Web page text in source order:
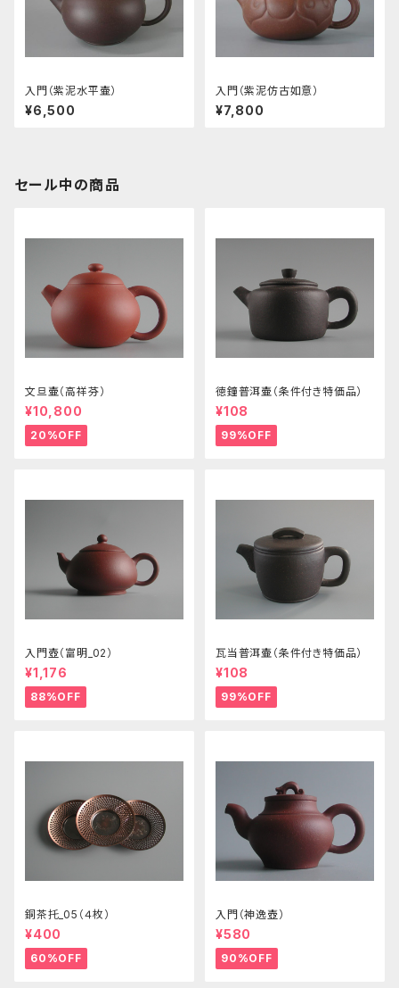
入門（紫泥水平壷）
¥6,500
入門（紫泥仿古如意）
¥7,800
セール中の商品
文旦壷（高祥芬）
¥10,800
20%OFF
徳鐘普洱壷（条件付き特価品）
¥108
99%OFF
入門壺（富明_02）
¥1,176
88%OFF
瓦当普洱壷（条件付き特価品）
¥108
99%OFF
銅茶托_05（４枚）
¥400
60%OFF
入門（神逸壺）
¥580
90%OFF